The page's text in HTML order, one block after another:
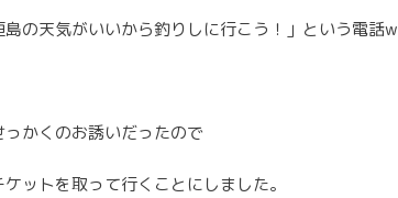
島の天気がいいから釣りしに行こう！」という電話w
かくのお誘いだったので
ットを取って行くことにしました。